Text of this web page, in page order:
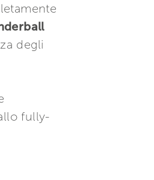
degli
fully-